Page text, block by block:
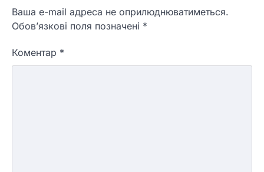
Ваша e-mail адреса не оприлюднюватиметься.
Обов’язкові поля позначені *
Коментар *